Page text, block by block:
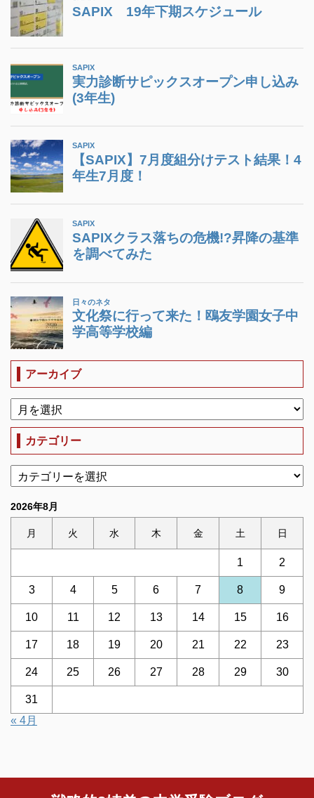
アーカイブ
カテゴリー
2026年8月
月 火 水 木 金 土 日
1 2
3 4 5 6 7 8 9
10 11 12 13 14 15 16
17 18 19 20 21 22 23
24 25 26 27 28 29 30
31
« 4月